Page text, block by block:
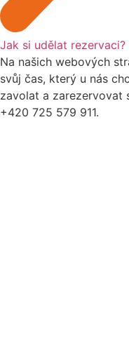
Jak si udělat rezervaci?
Na našich webových
svůj čas, který u nás
zavolat a zarezervovat
+420 725 579 911.